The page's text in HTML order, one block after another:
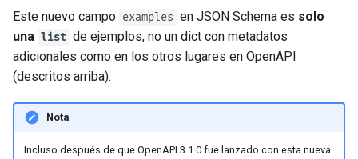
Este nuevo campo examples en JSON Schema es solo
una list de ejemplos, no un dict con metadatos
adicionales como en los otros lugares en OpenAPI
(descritos arriba).
Nota
Incluso después de que OpenAPI 3.1.0 fue lanzado con esta nueva